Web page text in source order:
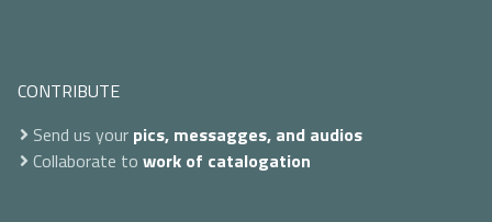
CONTRIBUTE
Send us your pics, messagges, and audios
Collaborate to work of catalogation